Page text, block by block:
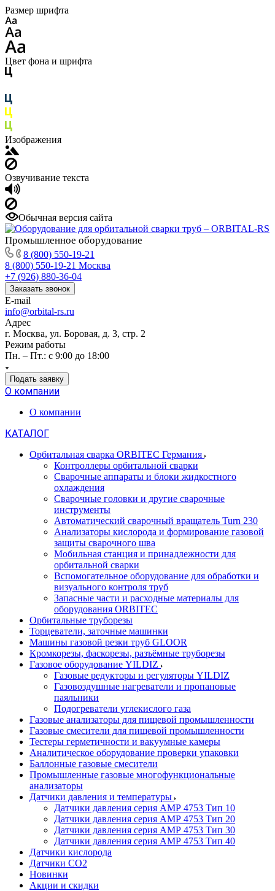
Размер шрифта
Цвет фона и шрифта
Изображения
Озвучивание текста
Обычная версия сайта
Промышленное оборудование
8 (800) 550-19-21
8 (800) 550-19-21 Москва
+7 (926) 880-36-04
Заказать звонок
E-mail
info@orbital-rs.ru
Адрес
г. Москва, ул. Боровая, д. 3, стр. 2
Режим работы
Пн. – Пт.: с 9:00 до 18:00
Подать заявку
О компании
О компании
КАТАЛОГ
Орбитальная сварка ORBITEC Германия
Контроллеры орбитальной сварки
Сварочные аппараты и блоки жидкостного
охлаждения
Сварочные головки и другие сварочные
инструменты
Автоматический сварочный вращатель Turn 230
Анализаторы кислорода и формирование газовой
защиты сварочного шва
Мобильная станция и принадлежности для
орбитальной сварки
Вспомогательное оборудование для обработки и
визуального контроля труб
Запасные части и расходные материалы для
оборудования ORBITEC
Орбитальные труборезы
Торцеватели, заточные машинки
Машины газовой резки труб GLOOR
Кромкорезы, фаскорезы, разъёмные труборезы
Газовое оборудование YILDIZ
Газовые редукторы и регуляторы YILDIZ
Газовоздушные нагреватели и пропановые
паяльники
Подогреватели углекислого газа
Газовые анализаторы для пищевой промышленности
Газовые смесители для пищевой промышленности
Тестеры герметичности и вакуумные камеры
Аналитическое оборудование проверки упаковки
Баллонные газовые смесители
Промышленные газовые многофункциональные
анализаторы
Датчики давления и температуры
Датчики давления серия АМР 4753 Тип 10
Датчики давления серия АМР 4753 Тип 20
Датчики давления серия АМР 4753 Тип 30
Датчики давления серия АМР 4753 Тип 40
Датчики кислорода
Датчики CO2
Новинки
Акции и скидки